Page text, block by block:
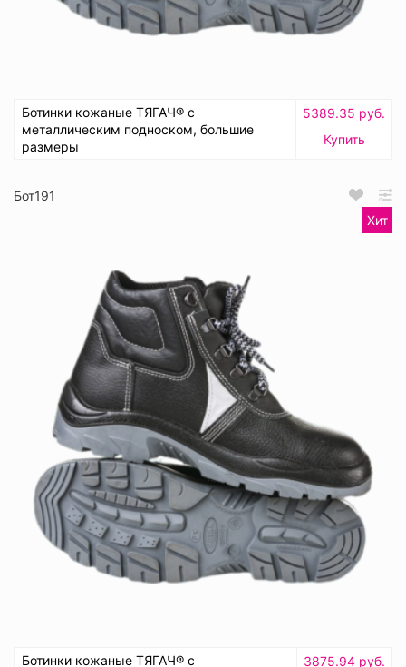
Ботинки кожаные ТЯГАЧ® с
металлическим подноском, большие
размеры
5389.35 руб.
Купить
Бот191
Хит
Ботинки кожаные ТЯГАЧ® с 3875.94 руб.